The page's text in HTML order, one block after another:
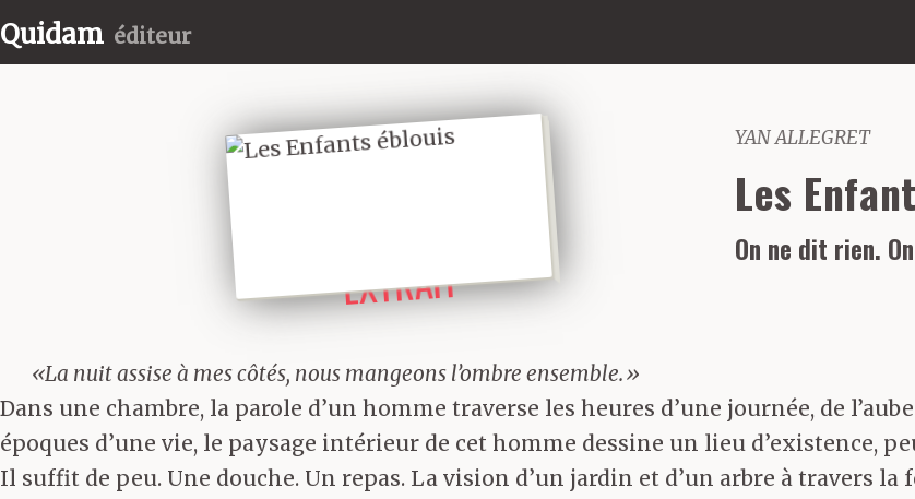
Quidam éditeur
EXTRAIT
YAN ALLEGRET
Les
On ne dit rien.
«La nuit assise à mes côtés, nous mangeons l’ombre ensemble.»
Dans une chambre, la parole d’un homme traverse les heures d’une journée, de
époques d’une vie, le paysage intérieur de cet homme dessine un lieu d’existence,
Il suffit de peu. Une douche. Un repas. La vision d’un jardin et d’un arbre à travers